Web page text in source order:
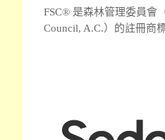
FSC® 是森林管理委員會
Council, A.C.）的註冊商